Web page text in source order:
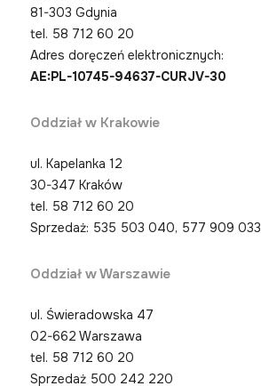
81-303 Gdynia
tel. 58 712 60 20
Adres doręczeń elektronicznych:
AE:PL-10745-94637-CURJV-30
Oddział w Krakowie
ul. Kapelanka 12
30-347 Kraków
tel. 58 712 60 20
Sprzedaż: 535 503 040, 577 909 033
Oddział w Warszawie
ul. Świeradowska 47
02-662 Warszawa
tel. 58 712 60 20
Sprzedaż 500 242 220